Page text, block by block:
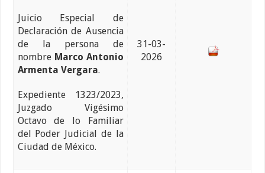
Juicio Especial de
Declaración de Ausencia
de la persona de
nombre Marco Antonio
Armenta Vergara.
Expediente 1323/2023,
Juzgado Vigésimo
Octavo de lo Familiar
del Poder Judicial de la
Ciudad de México.
31-03-
2026